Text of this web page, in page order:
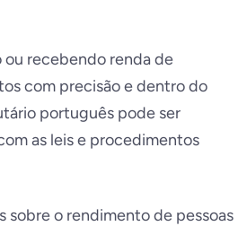
recebendo renda de
com precisão e dentro do
português pode ser
as leis e procedimentos
sobre o rendimento de pessoas